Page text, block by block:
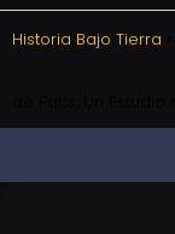
Historia Bajo Tierra